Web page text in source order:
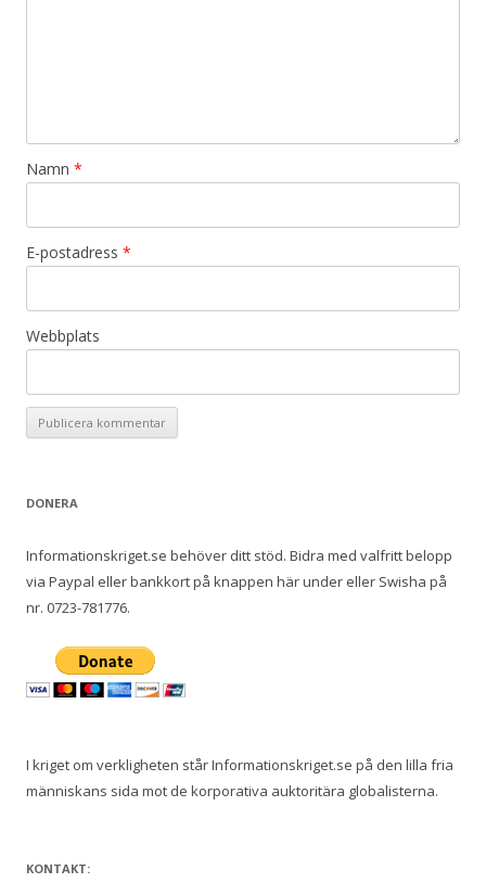
Namn *
E-postadress *
Webbplats
DONERA
Informationskriget.se behöver ditt stöd. Bidra med valfritt belopp
via Paypal eller bankkort på knappen här under eller Swisha på
nr. 0723-781776.
I kriget om verkligheten står Informationskriget.se på den lilla fria
människans sida mot de korporativa auktoritära globalisterna.
KONTAKT: